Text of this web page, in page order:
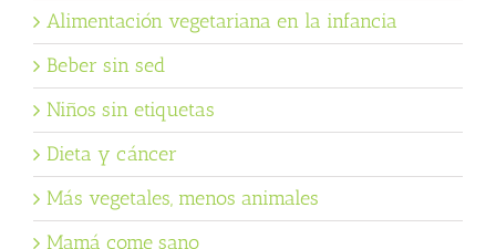
Alimentación vegetariana en la infancia
Beber sin sed
Niños sin etiquetas
Dieta y cáncer
Más vegetales, menos animales
Mamá come sano